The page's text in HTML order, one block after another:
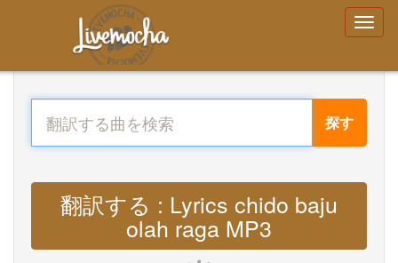
探す
翻訳する : Lyrics chido baju
olah raga MP3